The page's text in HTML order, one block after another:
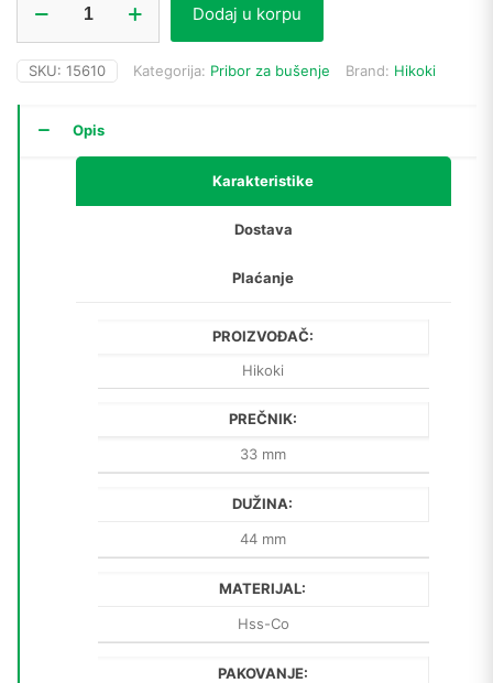
kruna
provrt
4101015
Dodaj u korpu
SKU: 15610 Kategorija: Pribor za bušenje Brand: Hikoki
Opis
Karakteristike
Dostava
Plaćanje
PROIZVOĐAČ:
Hikoki
PREČNIK:
33 mm
DUŽINA:
44 mm
MATERIJAL:
Hss-Co
PAKOVANJE: